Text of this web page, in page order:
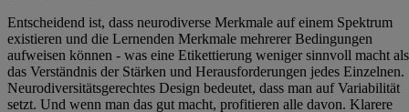
Entscheidend ist, dass neurodiverse Merkmale auf einem Spektrum
existieren und die Lernenden Merkmale mehrerer Bedingungen
aufweisen können - was eine Etikettierung weniger sinnvoll macht als
das Verständnis der Stärken und Herausforderungen jedes Einzelnen.
Neurodiversitätsgerechtes Design bedeutet, dass man auf Variabilität
setzt. Und wenn man das gut macht, profitieren alle davon. Klarere